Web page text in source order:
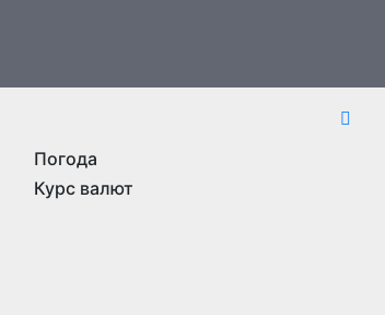
Погода
Курс валют